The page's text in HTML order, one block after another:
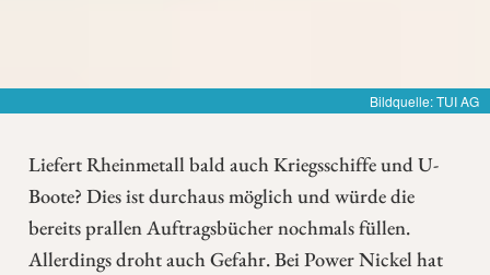
Bildquelle: TUI AG
Liefert Rheinmetall bald auch Kriegsschiffe und U-
Boote? Dies ist durchaus möglich und würde die
bereits prallen Auftragsbücher nochmals füllen.
Allerdings droht auch Gefahr. Bei Power Nickel hat